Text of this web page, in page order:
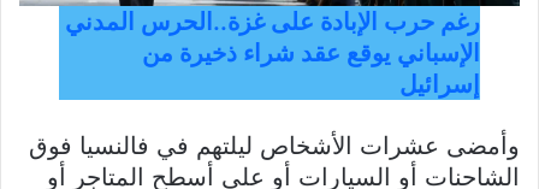
رغم حرب الإبادة على غزة..الحرس المدني
الإسباني يوقع عقد شراء ذخيرة من
إسرائيل
وأمضى عشرات الأشخاص ليلتهم في فالنسيا فوق
الشاحنات أو السيارات أو على أسطح المتاجر أو